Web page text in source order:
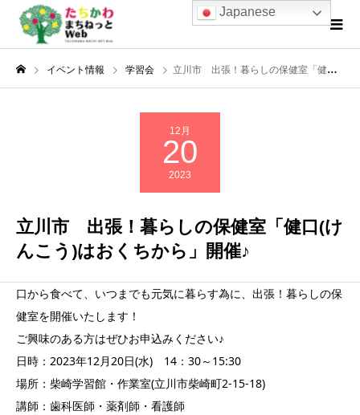
イベント情報 学習会 立川市 出張！暮らしの保健室「健口(けんこう)はおくちから」開催♪
12月
20
2023
立川市 出張！暮らしの保健室「健口(け
んこう)はおくちから」開催♪
口から食べて、いつまでも元気に暮らす為に、出張！暮らしの保
健室を開催いたします！
ご興味のある方はぜひお申込みください♪
日時：2023年12月20日(水) 14：30～15:30
場所：柴崎学習館・作業室(立川市柴崎町2-15-18)
講師：歯科医師・薬剤師・看護師
Japanese